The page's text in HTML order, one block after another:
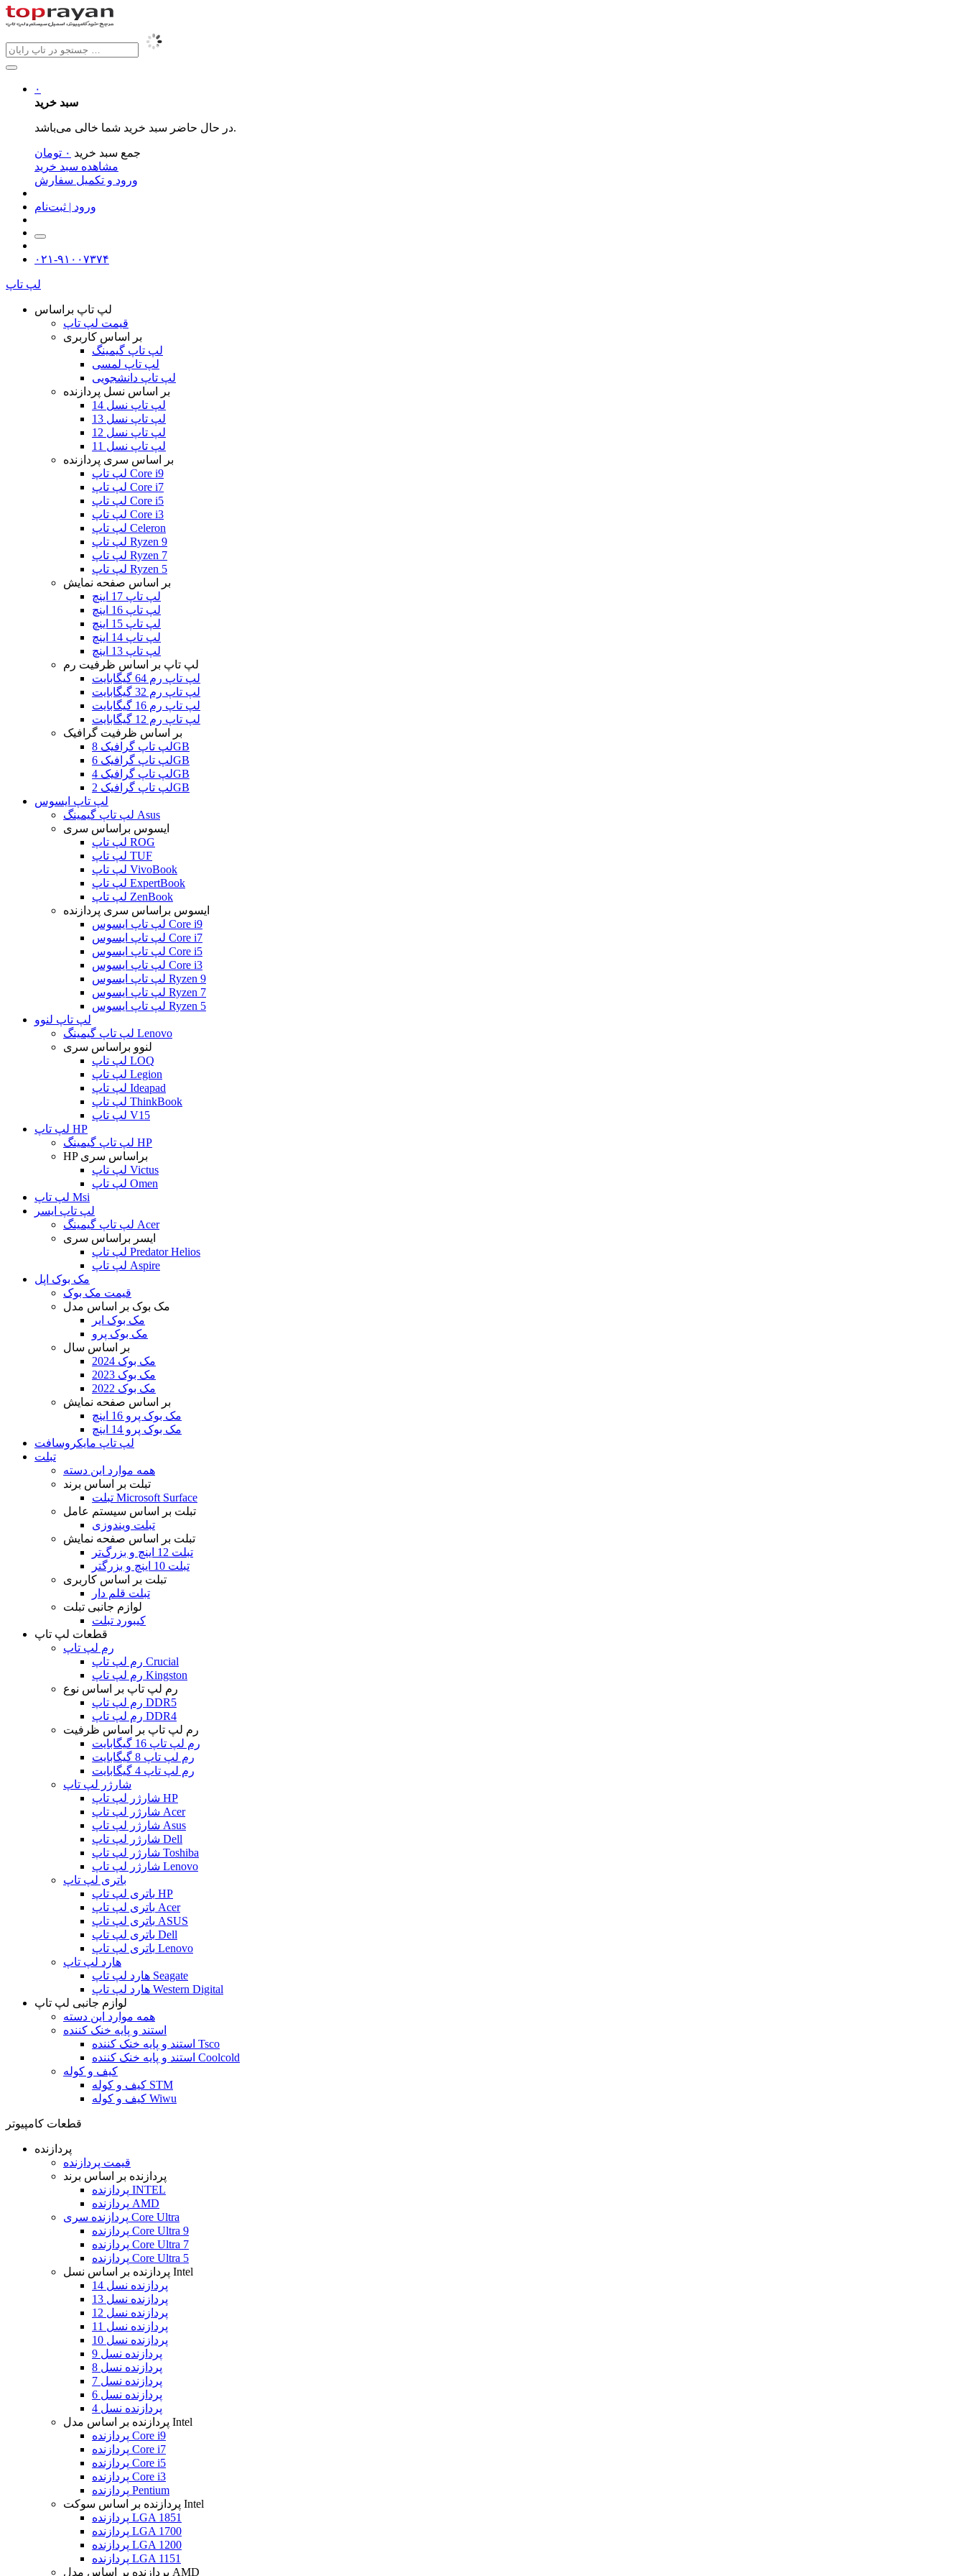
۰
سبد خرید
در حال حاضر سبد خرید شما خالی می‌باشد.
جمع سبد خرید ۰ تومان
مشاهده سبد خرید
ورود و تکمیل سفارش
ورود | ثبت‌نام
۰۲۱-۹۱۰۰۷۳۷۴
لپ تاپ
لپ تاپ براساس
قیمت لپ تاپ
بر اساس کاربری
لپ تاپ گیمینگ
لپ تاپ لمسی
لپ تاپ دانشجویی
بر اساس نسل پردازنده
لپ تاپ نسل 14
لپ تاپ نسل 13
لپ تاپ نسل 12
لپ تاپ نسل 11
بر اساس سری پردازنده
لپ تاپ Core i9
لپ تاپ Core i7
لپ تاپ Core i5
لپ تاپ Core i3
لپ تاپ Celeron
لپ تاپ Ryzen 9
لپ تاپ Ryzen 7
لپ تاپ Ryzen 5
بر اساس صفحه نمایش
لپ تاپ 17 اینچ
لپ تاپ 16 اینچ
لپ تاپ 15 اینچ
لپ تاپ 14 اینچ
لپ تاپ 13 اینچ
لپ تاپ بر اساس ظرفیت رم
لپ تاپ رم 64 گیگابایت
لپ تاپ رم 32 گیگابایت
لپ تاپ رم 16 گیگابایت
لپ تاپ رم 12 گیگابایت
بر اساس ظرفیت گرافیک
لپ تاپ گرافیک 8GB
لپ تاپ گرافیک 6GB
لپ تاپ گرافیک 4GB
لپ تاپ گرافیک 2GB
لپ تاپ ایسوس
لپ تاپ گیمینگ Asus
ایسوس براساس سری
لپ تاپ ROG
لپ تاپ TUF
لپ تاپ VivoBook
لپ تاپ ExpertBook
لپ تاپ ZenBook
ایسوس براساس سری پردازنده
لپ تاپ ایسوس Core i9
لپ تاپ ایسوس Core i7
لپ تاپ ایسوس Core i5
لپ تاپ ایسوس Core i3
لپ تاپ ایسوس Ryzen 9
لپ تاپ ایسوس Ryzen 7
لپ تاپ ایسوس Ryzen 5
لپ تاپ لنوو
لپ تاپ گیمینگ Lenovo
لنوو براساس سری
لپ تاپ LOQ
لپ تاپ Legion
لپ تاپ Ideapad
لپ تاپ ThinkBook
لپ تاپ V15
لپ تاپ HP
لپ تاپ گیمینگ HP
HP براساس سری
لپ تاپ Victus
لپ تاپ Omen
لپ تاپ Msi
لپ تاپ ایسر
لپ تاپ گیمینگ Acer
ایسر براساس سری
لپ تاپ Predator Helios
لپ تاپ Aspire
مک بوک اپل
قیمت مک بوک
مک بوک بر اساس مدل
مک بوک ایر
مک بوک پرو
بر اساس سال
مک بوک 2024
مک بوک 2023
مک بوک 2022
بر اساس صفحه نمایش
مک بوک پرو 16 اینچ
مک بوک پرو 14 اینچ
لپ تاپ مایکروسافت
تبلت
همه موارد این دسته
تبلت بر اساس برند
تبلت Microsoft Surface
تبلت بر اساس سیستم عامل
تبلت ویندوزی
تبلت بر اساس صفحه نمایش
تبلت 12 اینچ و بزرگ‌تر
تبلت 10 اینچ و بزرگتر
تبلت بر اساس کاربری
تبلت قلم دار
لوازم جانبی تبلت
کیبورد تبلت
قطعات لپ تاپ
رم لپ تاپ
رم لپ تاپ Crucial
رم لپ تاپ Kingston
رم لپ تاپ بر اساس نوع
رم لپ تاپ DDR5
رم لپ تاپ DDR4
رم لپ تاپ بر اساس ظرفیت
رم لپ تاپ 16 گیگابایت
رم لپ تاپ 8 گیگابایت
رم لپ تاپ 4 گیگابایت
شارژر لپ تاپ
شارژر لپ تاپ HP
شارژر لپ تاپ Acer
شارژر لپ تاپ Asus
شارژر لپ تاپ Dell
شارژر لپ تاپ Toshiba
شارژر لپ تاپ Lenovo
باتری لپ تاپ
باتری لپ تاپ HP
باتری لپ تاپ Acer
باتری لپ تاپ ASUS
باتری لپ تاپ Dell
باتری لپ تاپ Lenovo
هارد لپ تاپ
هارد لپ تاپ Seagate
هارد لپ تاپ Western Digital
لوازم جانبی لپ تاپ
همه موارد این دسته
استند و پایه خنک کننده
استند و پایه خنک کننده Tsco
استند و پایه خنک کننده Coolcold
کیف و کوله
کیف و کوله STM
کیف و کوله Wiwu
قطعات کامپیوتر
پردازنده
قیمت پردازنده
پردازنده بر اساس برند
پردازنده INTEL
پردازنده AMD
پردازنده سری Core Ultra
پردازنده Core Ultra 9
پردازنده Core Ultra 7
پردازنده Core Ultra 5
پردازنده بر اساس نسل Intel
پردازنده نسل 14
پردازنده نسل 13
پردازنده نسل 12
پردازنده نسل 11
پردازنده نسل 10
پردازنده نسل 9
پردازنده نسل 8
پردازنده نسل 7
پردازنده نسل 6
پردازنده نسل 4
پردازنده بر اساس مدل Intel
پردازنده Core i9
پردازنده Core i7
پردازنده Core i5
پردازنده Core i3
پردازنده Pentium
پردازنده بر اساس سوکت Intel
پردازنده LGA 1851
پردازنده LGA 1700
پردازنده LGA 1200
پردازنده LGA 1151
پردازنده بر اساس مدل AMD